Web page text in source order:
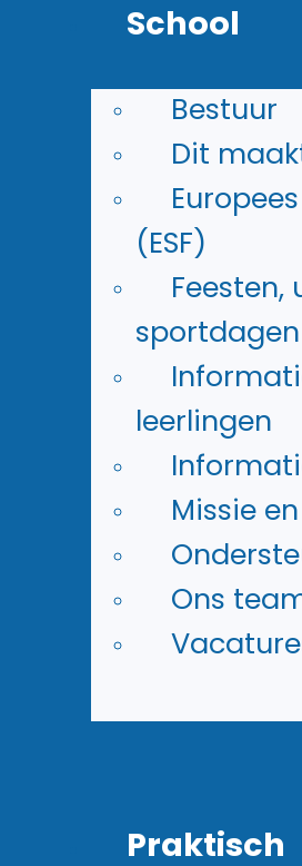
School
Bestuur
Dit
(ESF)
Feesten,
sportdagen
leerlingen
Missie
Ons
Praktisch
Direct naar
Wat is vmbo
Basisvakken
Verschillende
Bovenbouw bij
Wil je je